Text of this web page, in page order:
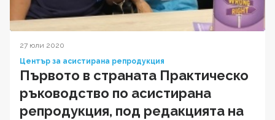
27 юли 2020
Център за асистирана репродукция
Първото в страната Практическо
ръководство по асистирана
репродукция, под редакцията на